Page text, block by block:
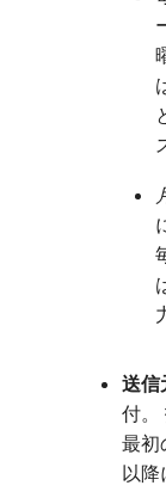
送信
付。
最初
以降